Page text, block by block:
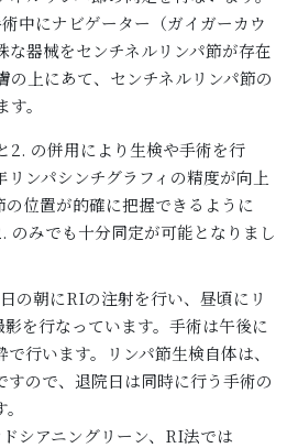
術中にナビゲーター（ガイガーカウ
な器械をセンチネルリンパ節が存在
の上にあて、センチネルリンパ節の
。
2. の併用により生検や手術を行
ンパシンチグラフィの精度が向上
の位置が的確に把握できるように
のみでも十分同定が可能となりまし
の朝にRIの注射を行い、昼頃にリ
を行なっています。手術は午後に
行います。リンパ節生検自体は、
ので、退院日は同時に行う手術の
シアニングリーン、RI法では